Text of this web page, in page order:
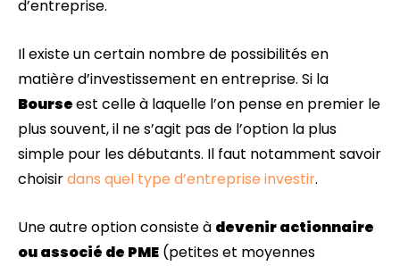
d’entreprise.
Il existe un certain nombre de possibilités en
matière d’investissement en entreprise. Si la
Bourseest celle à laquelle l’on pense en premier le
plus souvent, il ne s’agit pas de l’option la plus
simple pour les débutants. Il faut notamment savoir
choisirdans quel type d’entreprise investir.
Une autre option consiste à devenir actionnaire
ou associé de PME (petites et moyennes